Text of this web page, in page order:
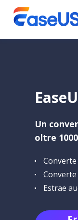
Un
oltre
Converte
Estrae